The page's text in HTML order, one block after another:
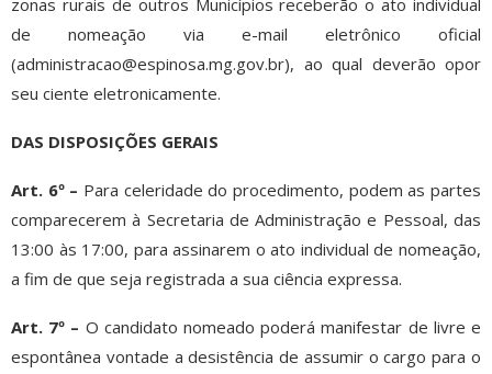
zonas rurais de outros Municípios receberão o ato individual
de nomeação via e-mail eletrônico oficial
(administracao@espinosa.mg.gov.br), ao qual deverão opor
seu ciente eletronicamente.
DAS DISPOSIÇÕES GERAIS
Art. 6º – Para celeridade do procedimento, podem as partes
comparecerem à Secretaria de Administração e Pessoal, das
13:00 às 17:00, para assinarem o ato individual de nomeação,
a fim de que seja registrada a sua ciência expressa.
Art. 7º – O candidato nomeado poderá manifestar de livre e
espontânea vontade a desistência de assumir o cargo para o